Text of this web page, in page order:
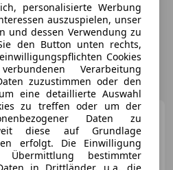
Ford MondeoTurnier 2.0
EcoBl. Aut."Titanium"
AHK*LED*R-KAM
personalisierte Werbung
auszuspielen, unser
und dessen Verwendung zu
den Button unten rechts,
Cookies
Verarbeitung
zuzustimmen oder den
eine detaillierte Auswahl
zu treffen oder um der
Daten zu
diese auf Grundlage
erfolgt. Die Einwilligung
bestimmter